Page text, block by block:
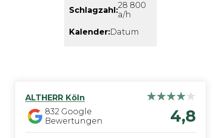
Schlagzahl:28 800
a/h
Kalender:Datum
ALTHERR Köln
832 Google
Bewertungen
4,8